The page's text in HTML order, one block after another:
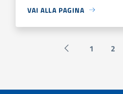
VAI ALLA PAGINA
Pagina precedente
1 2